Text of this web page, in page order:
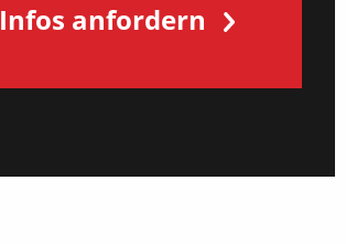
Infos anfordern